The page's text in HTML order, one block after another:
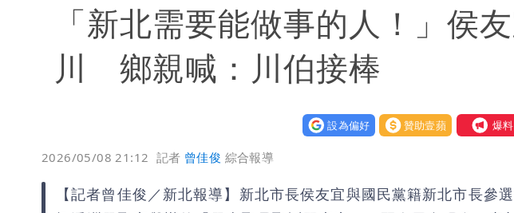
47歲婦腹痛就醫才知懷孕「1小時後生了」 26歲女兒：震驚
「陳時中怎麼有臉發文」 李明璇：讓詐團有機會詐騙慈濟的
「新北需要能做事的人！」侯
川 鄉親喊：川伯接棒
設為偏好 贊助壹蘋 我要爆料
2026/05/08 21:12 記者 曾佳俊 綜合報導
【記者曾佳俊／新北報導】新北市長侯友宜與國民黨籍新北市長參